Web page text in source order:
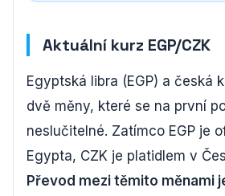
Aktuální kurz EGP/CZK
Egyptská libra (EGP) a česká
dvě měny, které se na první
neslučitelné. Zatímco EGP je
Egypta, CZK je platidlem v
Převod mezi těmito měnami